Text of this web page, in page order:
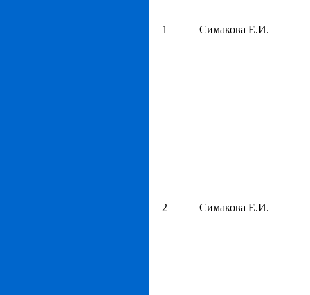
1 Симакова Е.И.
2 Симакова Е.И.